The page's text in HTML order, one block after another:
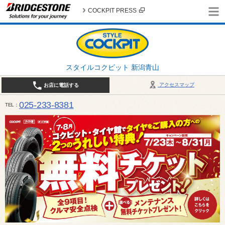
スタイルコクピット 新潟青山
COCKPIT PRESS
アクセスマップ
お店に電話する
TEL 025-233-8381
営業時間は10:00～18:30 作業、商談受付は10:00〜18:00です。 / 定休日：2026年 8月のお休み
（日曜日）、19日（水曜日）26日（水曜日）